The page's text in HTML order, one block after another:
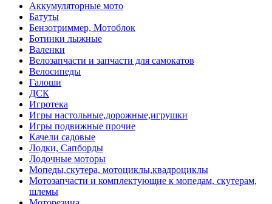
Аккумуляторные мото
Батуты
Бензотриммер, Мотоблок
Ботинки лыжные
Валенки
Велозапчасти и запчасти для самокатов
Велосипеды
Галоши
ДСК
Игротека
Игры настольные,дорожные,игрушки
Игры подвижные прочие
Качели садовые
Лодки, Сапборды
Лодочные моторы
Мопеды,скутера, мотоциклы,квадроциклы
Мотозапчасти и комплектующие к мопедам, скутерам,
шлемы